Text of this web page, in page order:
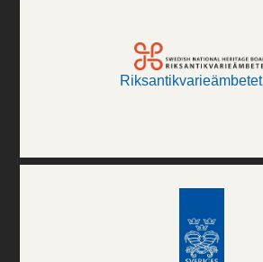
Riksantikvarieämbetet